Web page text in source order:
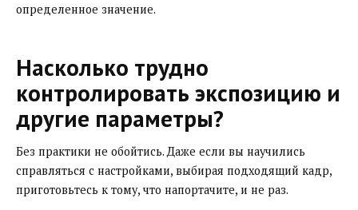
определенное значение.
Насколько трудно
контролировать экспозицию и
другие параметры?
Без практики не обойтись. Даже если вы научились
справляться с настройками, выбирая подходящий кадр,
приготовьтесь к тому, что напортачите, и не раз.